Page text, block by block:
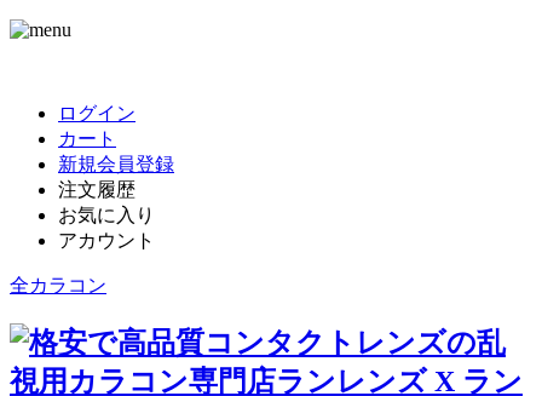
ログイン
カート
新規会員登録
注文履歴
お気に入り
アカウント
全カラコン